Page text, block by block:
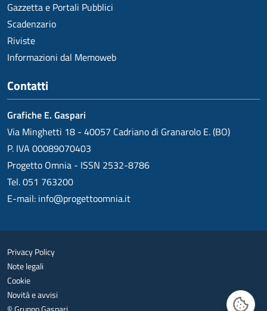
Gazzetta e Portali Pubblici
Scadenzario
Riviste
Informazioni dal Memoweb
Contatti
Grafiche E. Gaspari
Via Minghetti 18 - 40057 Cadriano di Granarolo E. (BO)
P. IVA 00089070403
Progetto Omnia - ISSN 2532-8786
Tel. 051 763200
E-mail: info@progettoomnia.it
Privacy Policy
Note legali
Cookie
Novità e avvisi